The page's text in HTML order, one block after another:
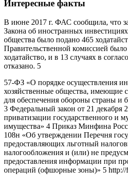
Интересные факты
В июне 2017 г. ФАС сообщила, что
Закона об иностранных инвестициях
общества было подано 465
Правительственной комиссией было
ходатайство, и в 13 случаях в
отказано. 5
57-ФЗ «О порядке осуществления
хозяйственные общества, имеющие
для обеспечения обороны страны и
3 Федеральный закон от 21 декабря
приватизации государственного и
имущества» 4 Приказ Минфина
108н «Об утверждении Перечня
предоставляющих льготный
налогообложения и (или) не
предоставления информации при
операций (офшорные зоны)» 5 http://